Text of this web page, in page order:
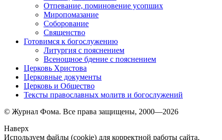
Отпевание, поминовение усопших
Миропомазание
Соборование
Священство
Готовимся к богослужению
Литургия с пояснением
Всенощное бдение с пояснением
Церковь Христова
Церковные документы
Церковь и Общество
Тексты православных молитв и богослужений
© Журнал Фома. Все права защищены, 2000—2026
Наверх
Используем файлы (cookie) для корректной работы сайта.